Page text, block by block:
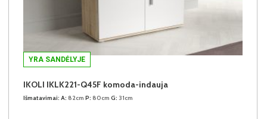
YRA SANDĖLYJE
IKOLI IKLK221-Q45F komoda-indauja
Išmatavimai: A: 82cm P: 80cm G: 31cm